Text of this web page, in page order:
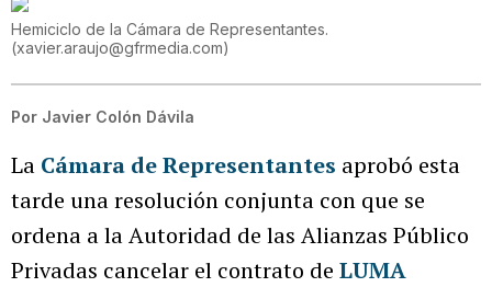
Hemiciclo de la Cámara de Representantes.
(xavier.araujo@gfrmedia.com)
Por Javier Colón Dávila
La Cámara de Representantes aprobó esta
tarde una resolución conjunta con que se
ordena a la Autoridad de las Alianzas Público
Privadas cancelar el contrato de LUMA